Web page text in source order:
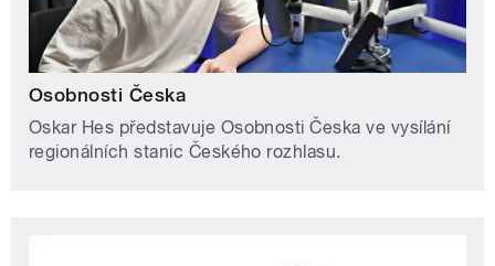
Osobnosti Česka
Oskar Hes představuje Osobnosti Česka ve vysílání
regionálních stanic Českého rozhlasu.